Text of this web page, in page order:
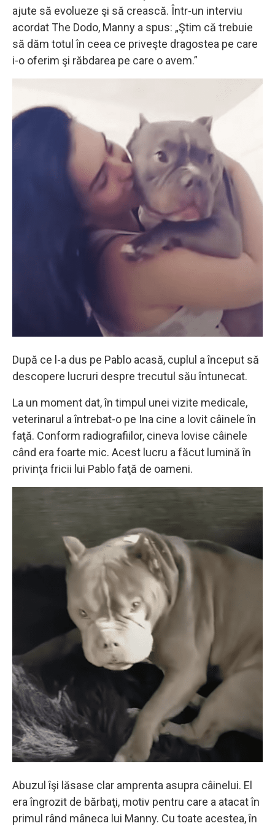
ajute să evolueze şi să crească. Într-un interviu
acordat The Dodo, Manny a spus: „Ştim că trebuie
să dăm totul în ceea ce priveşte dragostea pe care
i-o oferim şi răbdarea pe care o avem.”
După ce l-a dus pe Pablo acasă, cuplul a început să
descopere lucruri despre trecutul său întunecat.
La un moment dat, în timpul unei vizite medicale,
veterinarul a întrebat-o pe Ina cine a lovit câinele în
faţă. Conform radiografiilor, cineva lovise câinele
când era foarte mic. Acest lucru a făcut lumină în
privinţa fricii lui Pablo faţă de oameni.
Abuzul îşi lăsase clar amprenta asupra câinelui. El
era îngrozit de bărbaţi, motiv pentru care a atacat în
primul rând mâneca lui Manny. Cu toate acestea, în